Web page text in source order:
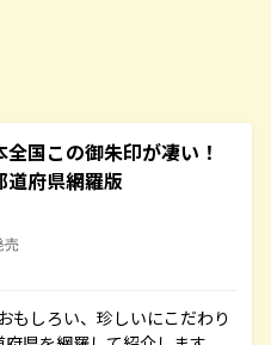
国この御朱印が凄い！
府県網羅版
売
もしろい、珍しいにこだわり